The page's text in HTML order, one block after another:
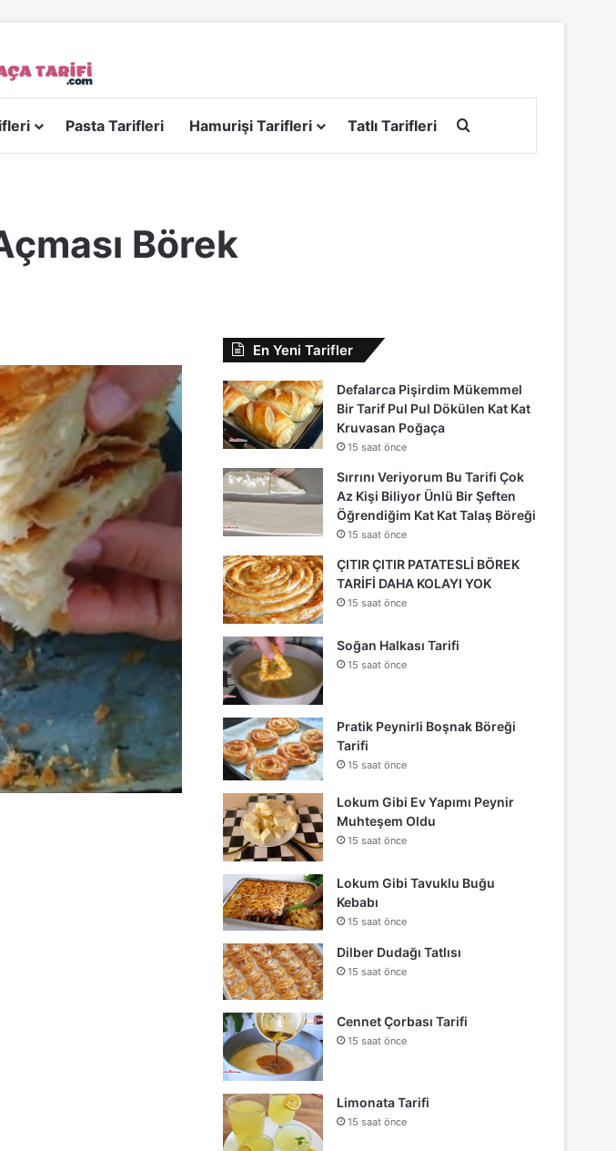
Pasta Tarifleri Hamurişi Tarifleri Tatlı Tarifleri
Börek
En Yeni Tarifler
Defalarca Pişirdim Mükemmel
Bir Tarif Pul Pul Dökülen Kat Kat
Kruvasan Poğaça
15 saat önce
Sırrını Veriyorum Bu Tarifi Çok
Az Kişi Biliyor Ünlü Bir Şeften
Öğrendiğim Kat Kat Talaş Böreği
15 saat önce
ÇITIR ÇITIR PATATESLİ BÖREK
TARİFİ DAHA KOLAYI YOK
15 saat önce
Soğan Halkası Tarifi
15 saat önce
Pratik Peynirli Boşnak Böreği
Tarifi
15 saat önce
Lokum Gibi Ev Yapımı Peynir
Muhteşem Oldu
15 saat önce
Lokum Gibi Tavuklu Buğu
Kebabı
15 saat önce
Dilber Dudağı Tatlısı
15 saat önce
Cennet Çorbası Tarifi
15 saat önce
Limonata Tarifi
15 saat önce